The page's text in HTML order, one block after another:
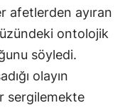
afetlerden ayıran
ontolojik
söyledi.
olayın
sergilemekte